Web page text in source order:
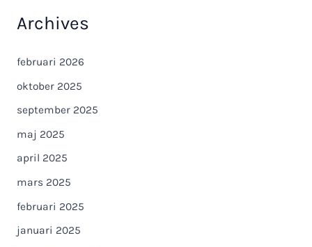
Archives
februari 2026
oktober 2025
september 2025
maj 2025
april 2025
mars 2025
februari 2025
januari 2025